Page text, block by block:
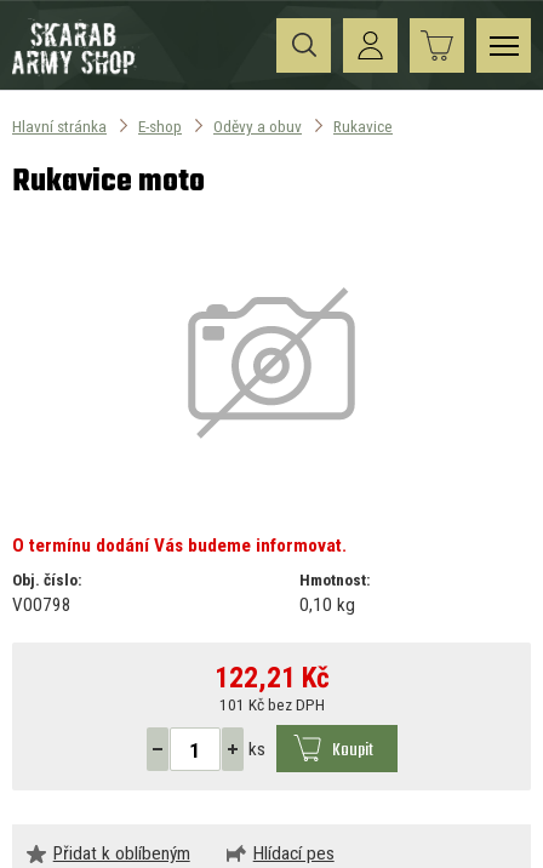
Hlavní stránka E-shop Oděvy a obuv Rukavice
Rukavice moto
O termínu dodání Vás budeme informovat.
Obj. číslo:
V00798
Hmotnost:
0,10 kg
122,21 Kč
101 Kč bez DPH
ks Koupit
Přidat k oblíbeným
Hlídací pes